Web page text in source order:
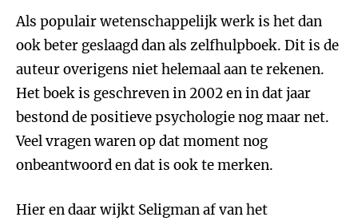
Als populair wetenschappelijk werk is het dan
ook beter geslaagd dan als zelfhulpboek. Dit is de
auteur overigens niet helemaal aan te rekenen.
Het boek is geschreven in 2002 en in dat jaar
bestond de positieve psychologie nog maar net.
Veel vragen waren op dat moment nog
onbeantwoord en dat is ook te merken.
Hier en daar wijkt Seligman af van het